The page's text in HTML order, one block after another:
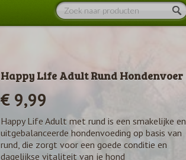
Happy Life Adult Rund Hondenvoer
€ 9,99
Happy Life Adult met rund is een smakelijke en
uitgebalanceerde hondenvoeding op basis van
rund, die zorgt voor een goede conditie en
dagelijkse vitaliteit van je hond